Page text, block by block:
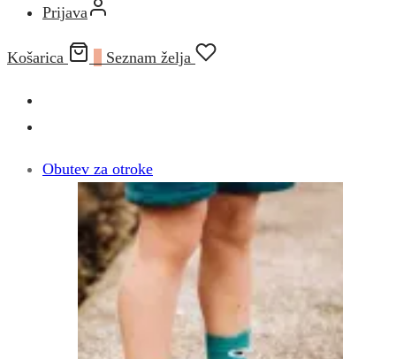
Prijava
Košarica Seznam želja
Obutev za otroke